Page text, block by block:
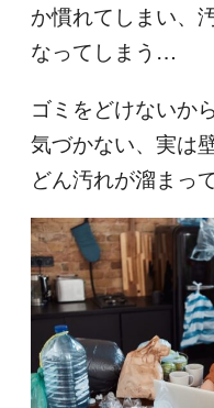
か慣れてしまい、
なってしまう…
ゴミをどけないか
気づかない、実は
どん汚れが溜まっ